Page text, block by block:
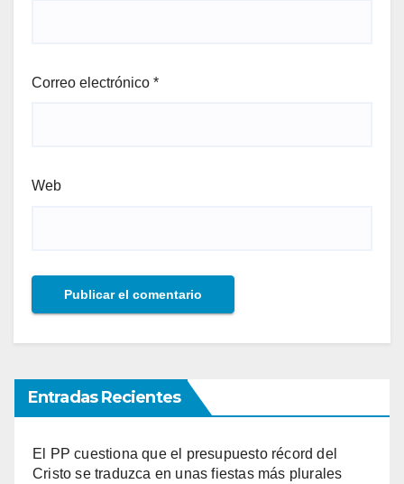
Correo electrónico *
Web
Entradas Recientes
El PP cuestiona que el presupuesto récord del
Cristo se traduzca en unas fiestas más plurales